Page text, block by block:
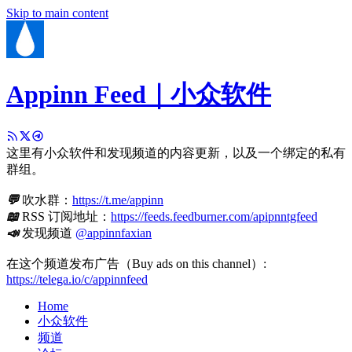
Skip to main content
Appinn Feed｜小众软件
这里有小众软件和发现频道的内容更新，以及一个绑定的私有
群组。
💬吹水群： https://t.me/appinn
📖RSS 订阅地址： https://feeds.feedburner.com/apipnntgfeed
📣发现频道 @appinnfaxian
在这个频道发布广告（Buy ads on this channel）:
https://telega.io/c/appinnfeed
Home
小众软件
频道